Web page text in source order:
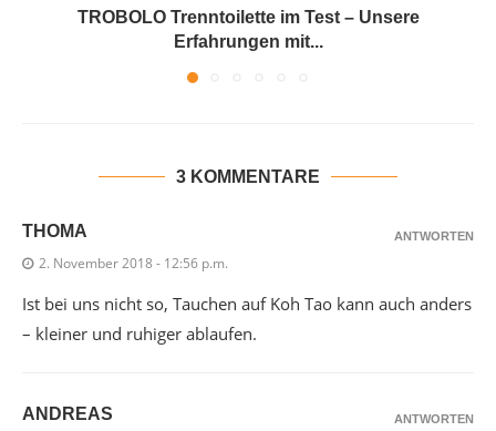
TROBOLO Trenntoilette im Test – Unsere
Erfahrungen mit...
3 KOMMENTARE
THOMA
2. November 2018 - 12:56 p.m.
Ist bei uns nicht so, Tauchen auf Koh Tao kann auch anders
– kleiner und ruhiger ablaufen.
ANTWORTEN
ANDREAS
ANTWORTEN